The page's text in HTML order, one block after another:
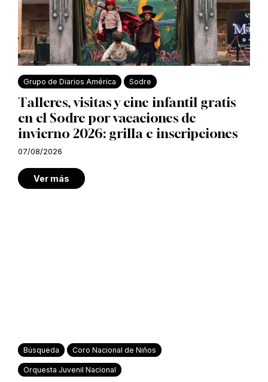
Grupo de Diarios América Sodre
Talleres, visitas y cine infantil gratis
en el Sodre por vacaciones de
invierno 2026: grilla e inscripciones
07/08/2026
Ver más
Búsqueda Coro Nacional de Niños
Orquesta Juvenil Nacional